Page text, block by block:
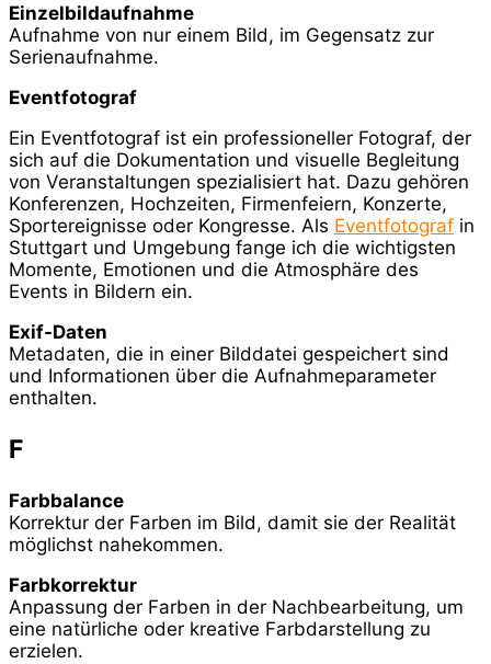
Einzelbildaufnahme
Aufnahme von nur einem Bild, im Gegensatz zur
Serienaufnahme.
Eventfotograf
Ein Eventfotograf ist ein professioneller Fotograf, der
sich auf die Dokumentation und visuelle Begleitung
von Veranstaltungen spezialisiert hat. Dazu gehören
Konferenzen, Hochzeiten, Firmenfeiern, Konzerte,
Sportereignisse oder Kongresse. Als Eventfotograf in
Stuttgart und Umgebung fange ich die wichtigsten
Momente, Emotionen und die Atmosphäre des
Events in Bildern ein.
Exif-Daten
Metadaten, die in einer Bilddatei gespeichert sind
und Informationen über die Aufnahmeparameter
enthalten.
F
Farbbalance
Korrektur der Farben im Bild, damit sie der Realität
möglichst nahekommen.
Farbkorrektur
Anpassung der Farben in der Nachbearbeitung, um
eine natürliche oder kreative Farbdarstellung zu
erzielen.